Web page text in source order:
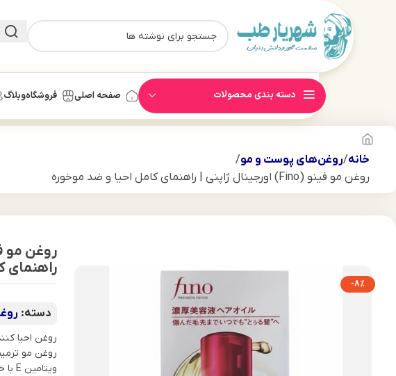
دسته بندی محصولات صفحه اصلی فروشگاهوبلاگ
خانه روغن‌های پوست و مو
روغن مو فینو (Fino) اورجینال ژاپنی | راهنمای کامل احیا و ضد موخوره
-8%
راهنمای
دسته:
روغن احیا
روغن مو
ویتامین E با خوا…